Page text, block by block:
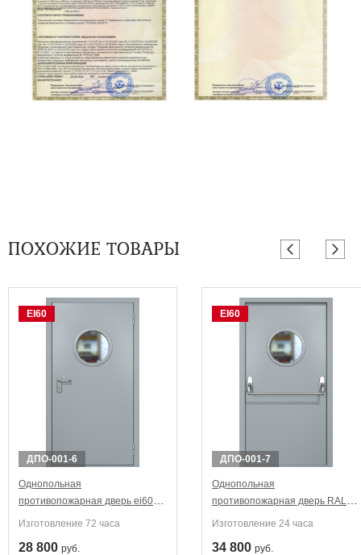
ПОХОЖИЕ ТОВАРЫ
EI60
ДПО-001-6
Однопольная
противопожарная дверь ei60
RAL 7040 с круглым
Изготовление 72 часа
28 800 руб.
EI60
ДПО-001-7
Однопольная
противопожарная дверь RAL
7040 ei60 Антипаника с круглым
Изготовление 24 часа
34 800 руб.